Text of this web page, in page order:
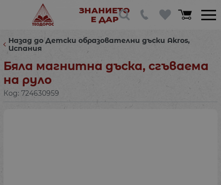
ЗНАНИЕТО
Е ДАР
Назад до Детски образователни дъски Akros,
Испания
Бяла магнитна дъска, сгъваема
на руло
Код: 724630959